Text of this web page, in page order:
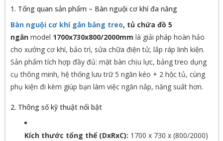
1. Tổng quan sản phẩm – Bàn nguội cơ khí đa năng
Bàn nguội cơ khí gắn bảng treo, tủ chứa đồ 5
ngănmodel 1700x730x800/2000mm là giải pháp hoàn hảo
cho xưởng cơ khí, bảo trì, sửa chữa điện tử, lắp ráp linh kiện.
Sản phẩm tích hợp đầy đủ: mặt bàn chịu lực, bảng treo dụng
cụ thông minh, hệ thống lưu trữ 5 ngăn kéo + 2 hộc tủ, cùng
phụ kiện đi kèm giúp bạn làm việc ngăn nắp, năng suất hơn.
2. Thông số kỹ thuật nổi bật
Kích thước tổng thể (DxRxC): 1700 x 730 x (800/2000)